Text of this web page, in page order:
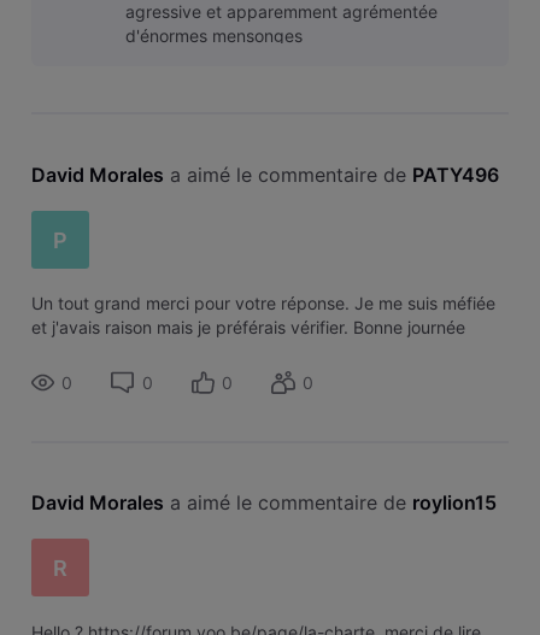
agressive et apparemment agrémentée
d'énormes mensonges
David Morales a aimé le commentaire de PATY496
P
Un tout grand merci pour votre réponse. Je me suis méfiée
et j'avais raison mais je préférais vérifier. Bonne journée
0 0 0 0
David Morales a aimé le commentaire de roylion15
R